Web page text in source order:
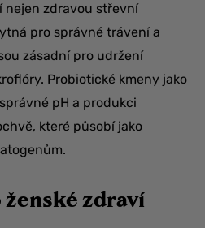
nejen zdravou střevní
pro správné trávení a
zásadní pro udržení
Probiotické kmeny jako
pH a produkci
které působí jako
zdraví